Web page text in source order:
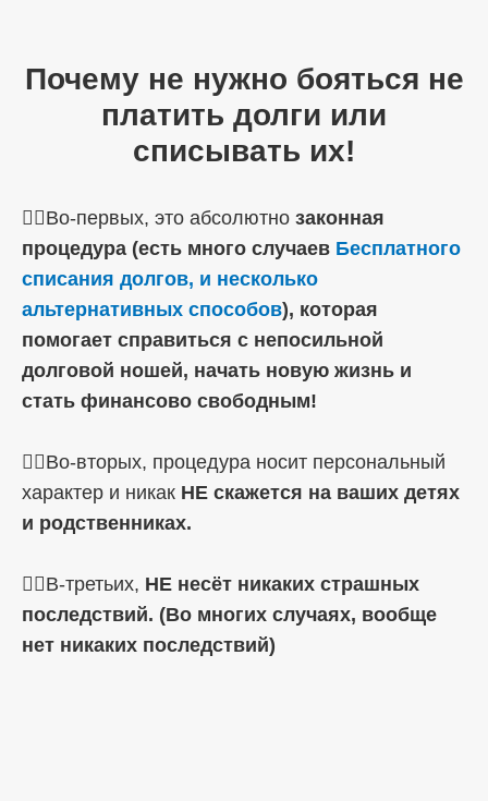
Почему не нужно бояться не
платить долги или
списывать их!
☝🏼Во-первых, это абсолютно законная
процедура (есть много случаев Бесплатного
списания долгов, и несколько
альтернативных способов), которая
помогает справиться с непосильной
долговой ношей, начать новую жизнь и
стать финансово свободным!
☝🏼Во-вторых, процедура носит персональный
характер и никак НЕ скажется на ваших детях
и родственниках.
☝🏼В-третьих, НЕ несёт никаких страшных
последствий. (Во многих случаях, вообще
нет никаких последствий)